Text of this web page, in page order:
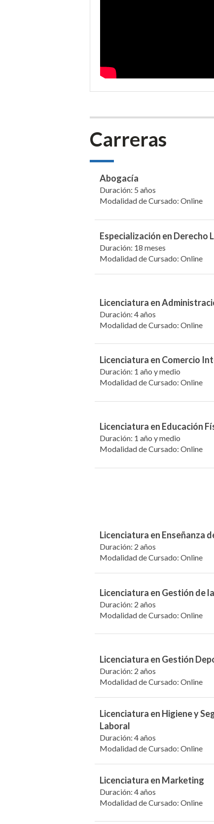
Carreras
Abogacía
Duración: 5 años
Modalidad de Cursado: Online
Especialización en Derecho
Duración: 18 meses
Modalidad de Cursado: Online
Licenciatura en
Duración: 4 años
Modalidad de Cursado: Online
Licenciatura en Comercio
Duración: 1 año y medio
Modalidad de Cursado: Online
Licenciatura en Educación
Duración: 1 año y medio
Modalidad de Cursado: Online
Licenciatura en Enseñanza
Duración: 2 años
Modalidad de Cursado: Online
Licenciatura en Gestión de
Duración: 2 años
Modalidad de Cursado: Online
Licenciatura en Gestión
Duración: 2 años
Modalidad de Cursado: Online
Licenciatura en Higiene y
Laboral
Duración: 4 años
Modalidad de Cursado: Online
Licenciatura en Marketing
Duración: 4 años
Modalidad de Cursado: Online